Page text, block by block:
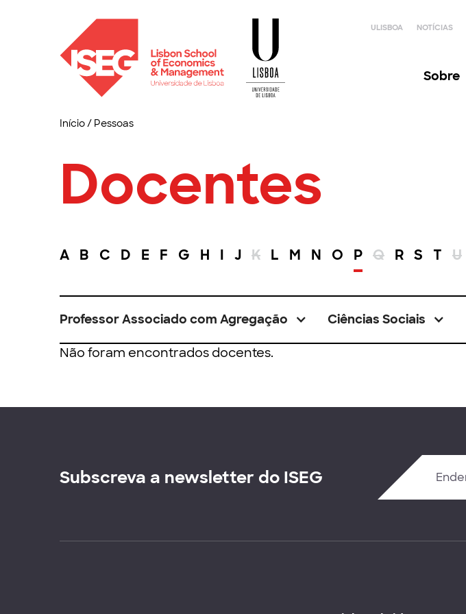
ULISBOA NOTÍCIAS
Sobre
Início/ Pessoas
Docentes
A B C D E F G H I J K L M N O P Q R S T U
Professor Associado com Agregação Ciências Sociais
Não foram encontrados docentes.
Subscreva a newsletter do ISEG